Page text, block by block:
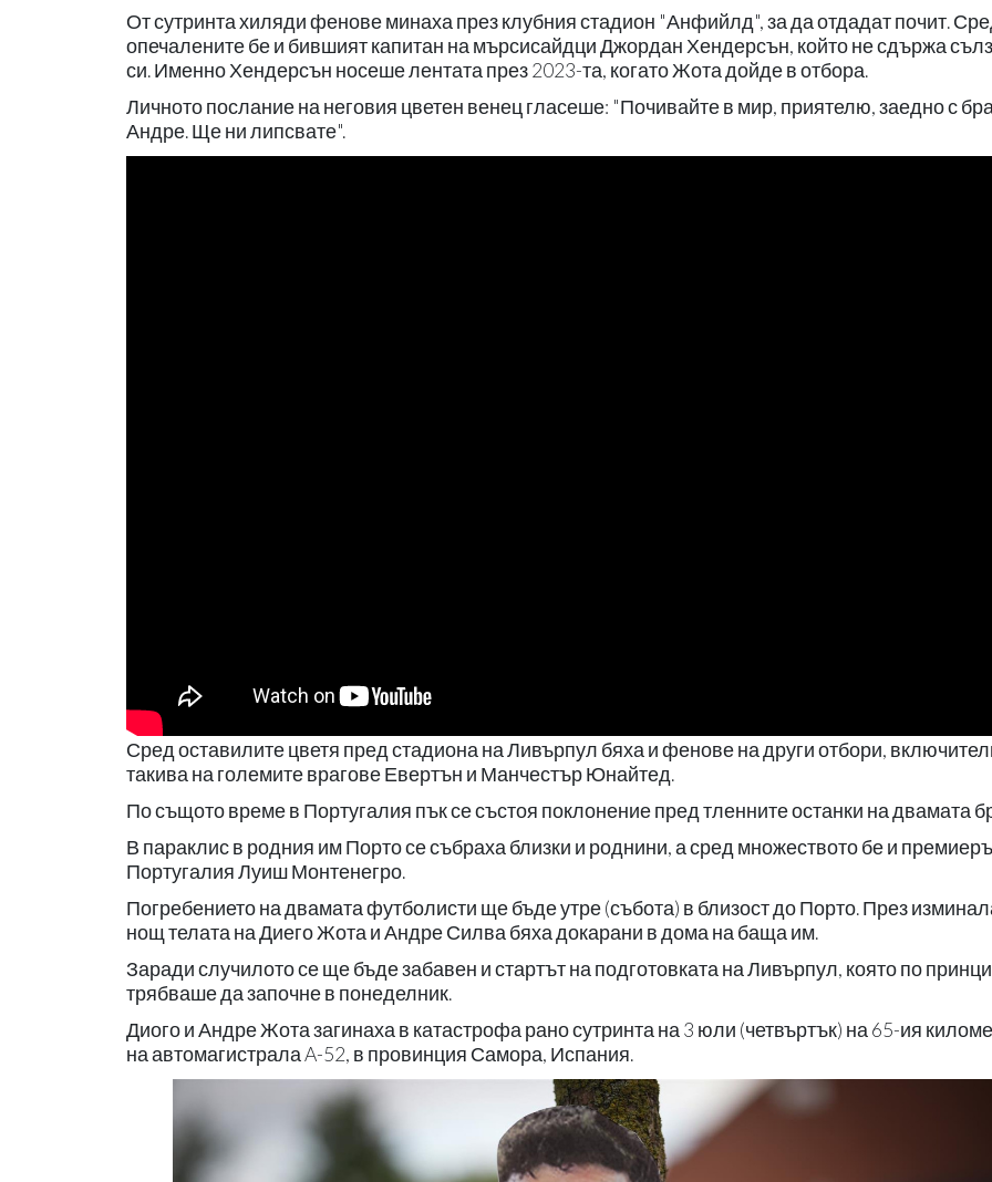
От сутринта хиляди фенове минаха през клубния стадион "Анфийлд", за да отдадат почит.
опечалените бе и бившият капитан на мърсисайдци Джордан Хендерсън, който не сдържа
си. Именно Хендерсън носеше лентата през 2023-та, когато Жота дойде в отбора.
Личното послание на неговия цветен венец гласеше: "Почивайте в мир, приятелю, заедно с
Андре. Ще ни липсвате".
Сред оставилите цветя пред стадиона на Ливърпул бяха и фенове на други отбори,
такива на големите врагове Евертън и Манчестър Юнайтед.
По същото време в Португалия пък се състоя поклонение пред тленните останки на двамата
В параклис в родния им Порто се събраха близки и роднини, а сред множеството бе и
Португалия Луиш Монтенегро.
Погребението на двамата футболисти ще бъде утре (събота) в близост до Порто. През
нощ телата на Диего Жота и Андре Силва бяха докарани в дома на баща им.
Заради случилото се ще бъде забавен и стартът на подготовката на Ливърпул, която по
трябваше да започне в понеделник.
Диого и Андре Жота загинаха в катастрофа рано сутринта на 3 юли (четвъртък) на 65-ия
на автомагистрала A-52, в провинция Самора, Испания.